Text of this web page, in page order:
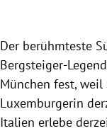
Untermenü
Der berühmteste
Bergsteiger-
München fest, weil
Luxemburgerin
Italien erlebe